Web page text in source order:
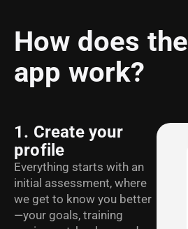
How does the
app work?
1. Create your
profile
Everything starts with an
initial assessment, where
we get to know you better
—your goals, training